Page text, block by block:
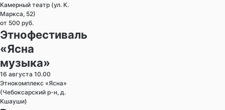
Камерный театр (ул. К.
Маркса, 52)
от 500 руб.
Этнофестиваль
«Ясна
музыка»
16 августа 10.00
Этнокомплекс «Ясна»
(Чебоксарский р-н, д.
Кшауши)